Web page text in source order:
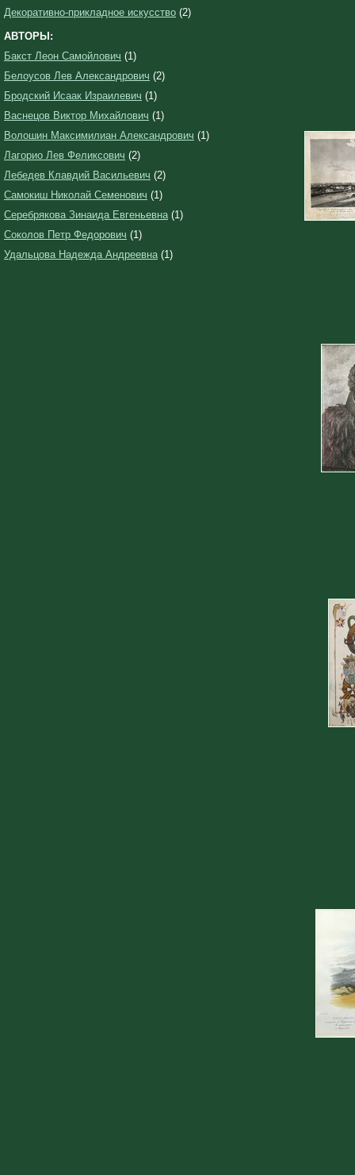
Декоративно-прикладное искусство (2)
АВТОРЫ:
Бакст Леон Самойлович (1)
Белоусов Лев Александрович (2)
Бродский Исаак Израилевич (1)
Васнецов Виктор Михайлович (1)
Волошин Максимилиан Александрович (1)
Лагорио Лев Феликсович (2)
Лебедев Клавдий Васильевич (2)
Самокиш Николай Семенович (1)
Серебрякова Зинаида Евгеньевна(1)
Соколов Петр Федорович (1)
Удальцова Надежда Андреевна(1)